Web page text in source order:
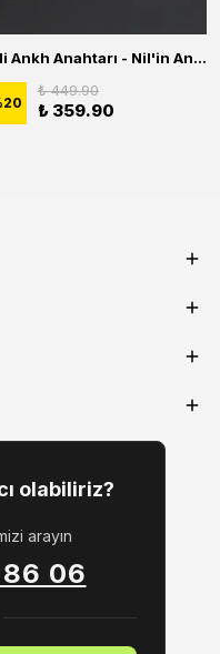
2'li Ankh Anahtarı - Nil'in Anahtarı - Kuru Kafa Erkek Kadın Kolye Seti
20
₺ 449.90
₺ 359.90
olabiliriz?
arayın
06